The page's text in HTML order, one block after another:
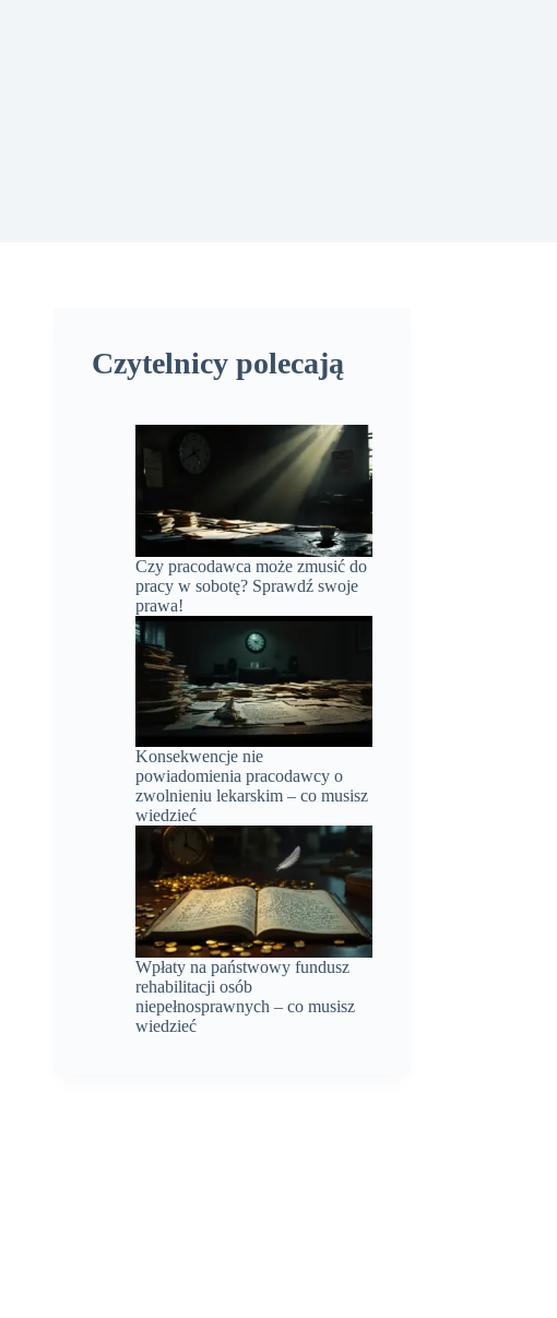
Czytelnicy polecają
Czy pracodawca może zmusić do
pracy w sobotę? Sprawdź swoje
prawa!
Konsekwencje nie
powiadomienia pracodawcy o
zwolnieniu lekarskim – co musisz
wiedzieć
Wpłaty na państwowy fundusz
rehabilitacji osób
niepełnosprawnych – co musisz
wiedzieć